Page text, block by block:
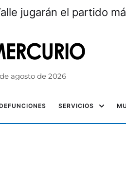
jugarán el partido
agosto de 2026
SERVICIOS